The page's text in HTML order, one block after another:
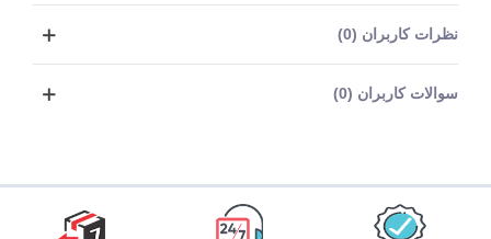
نظرات کاربران (0)
سوالات کاربران (0)